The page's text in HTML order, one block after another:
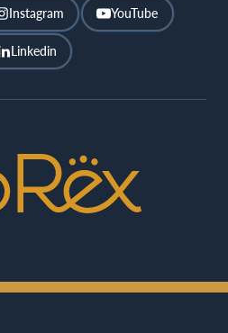
Instagram YouTube
Linkedin